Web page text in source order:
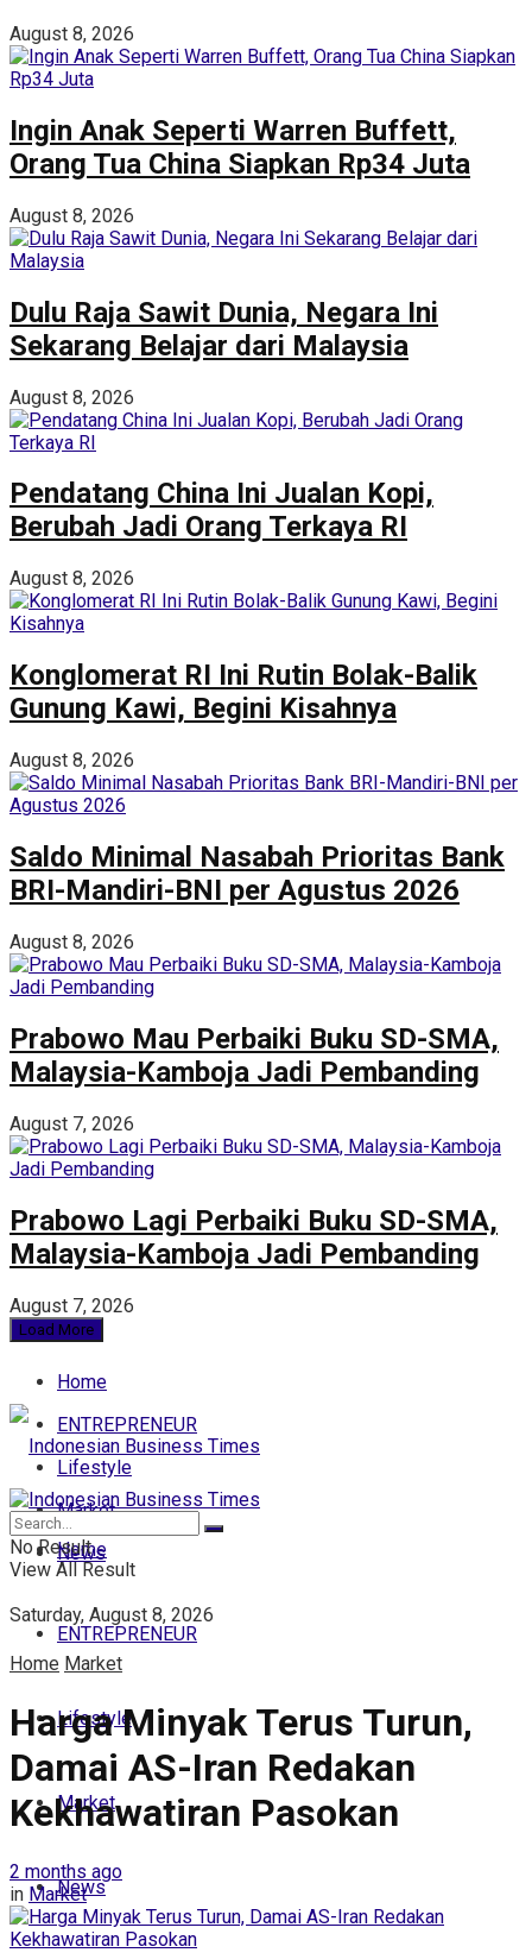
August 8, 2026
Ingin Anak Seperti Warren Buffett,
Orang Tua China Siapkan Rp34 Juta
August 8, 2026
Dulu Raja Sawit Dunia, Negara Ini
Sekarang Belajar dari Malaysia
August 8, 2026
Pendatang China Ini Jualan Kopi,
Berubah Jadi Orang Terkaya RI
August 8, 2026
Konglomerat RI Ini Rutin Bolak-Balik
Gunung Kawi, Begini Kisahnya
August 8, 2026
Saldo Minimal Nasabah Prioritas Bank
BRI-Mandiri-BNI per Agustus 2026
August 8, 2026
Prabowo Mau Perbaiki Buku SD-SMA,
Malaysia-Kamboja Jadi Pembanding
August 7, 2026
Prabowo Lagi Perbaiki Buku SD-SMA,
Malaysia-Kamboja Jadi Pembanding
August 7, 2026
Load More
Home
ENTREPRENEUR
Lifestyle
Market
News
Saturday, August 8, 2026
Home
ENTREPRENEUR
Lifestyle
Market
News
No Result
View All Result
Home Market
Harga Minyak Terus Turun,
Damai AS-Iran Redakan
Kekhawatiran Pasokan
2 months ago
in Market